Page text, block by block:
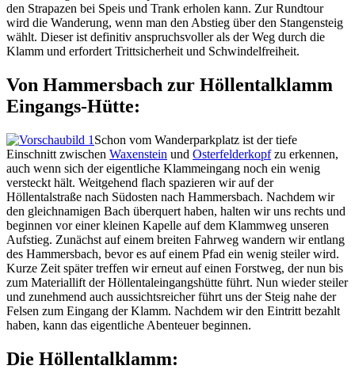
den Strapazen bei Speis und Trank erholen kann. Zur Rundtour
wird die Wanderung, wenn man den Abstieg über den Stangensteig
wählt. Dieser ist definitiv anspruchsvoller als der Weg durch die
Klamm und erfordert Trittsicherheit und Schwindelfreiheit.
Von Hammersbach zur Höllentalklamm
Eingangs-Hütte:
Schon vom Wanderparkplatz ist der tiefe
Einschnitt zwischen Waxenstein und Osterfelderkopfzu erkennen,
auch wenn sich der eigentliche Klammeingang noch ein wenig
versteckt hält. Weitgehend flach spazieren wir auf der
Höllentalstraße nach Südosten nach Hammersbach. Nachdem wir
den gleichnamigen Bach überquert haben, halten wir uns rechts und
beginnen vor einer kleinen Kapelle auf dem Klammweg unseren
Aufstieg. Zunächst auf einem breiten Fahrweg wandern wir entlang
des Hammersbach, bevor es auf einem Pfad ein wenig steiler wird.
Kurze Zeit später treffen wir erneut auf einen Forstweg, der nun bis
zum Materiallift der Höllentaleingangshütte führt. Nun wieder steiler
und zunehmend auch aussichtsreicher führt uns der Steig nahe der
Felsen zum Eingang der Klamm. Nachdem wir den Eintritt bezahlt
haben, kann das eigentliche Abenteuer beginnen.
Die Höllentalklamm: